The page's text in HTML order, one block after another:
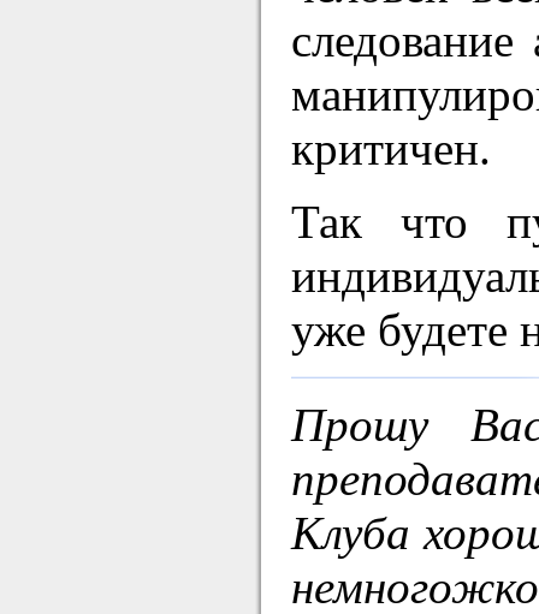
критичен.
Так что
уже будете
Прошу
Клуба